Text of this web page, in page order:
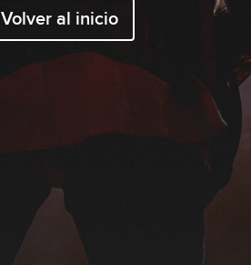
Volver al inicio